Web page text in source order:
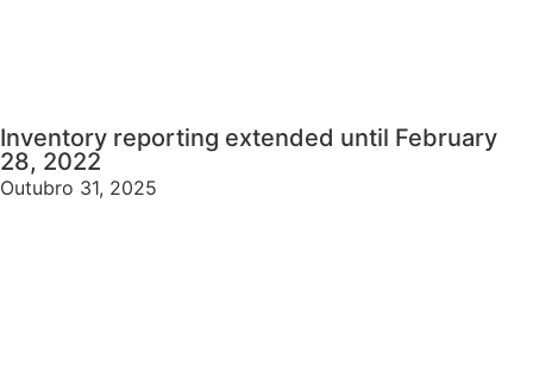
Inventory reporting extended until February
28, 2022
Outubro 31, 2025